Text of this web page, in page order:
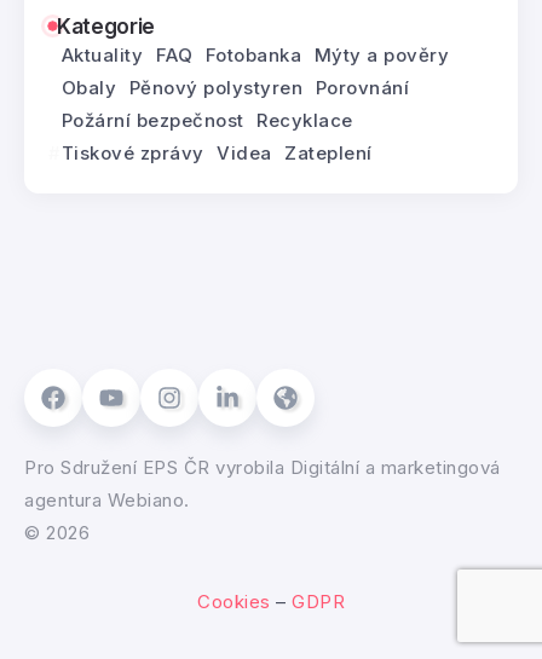
Kategorie
Aktuality FAQ Fotobanka
Mýty a pověry
Obaly
Pěnový polystyren
Porovnání
Požární bezpečnost
Recyklace
Tiskové zprávy
Videa Zateplení
Pro Sdružení EPS ČR vyrobila Digitální a marketingová
agentura Webiano.
© 2026
Cookies – GDPR